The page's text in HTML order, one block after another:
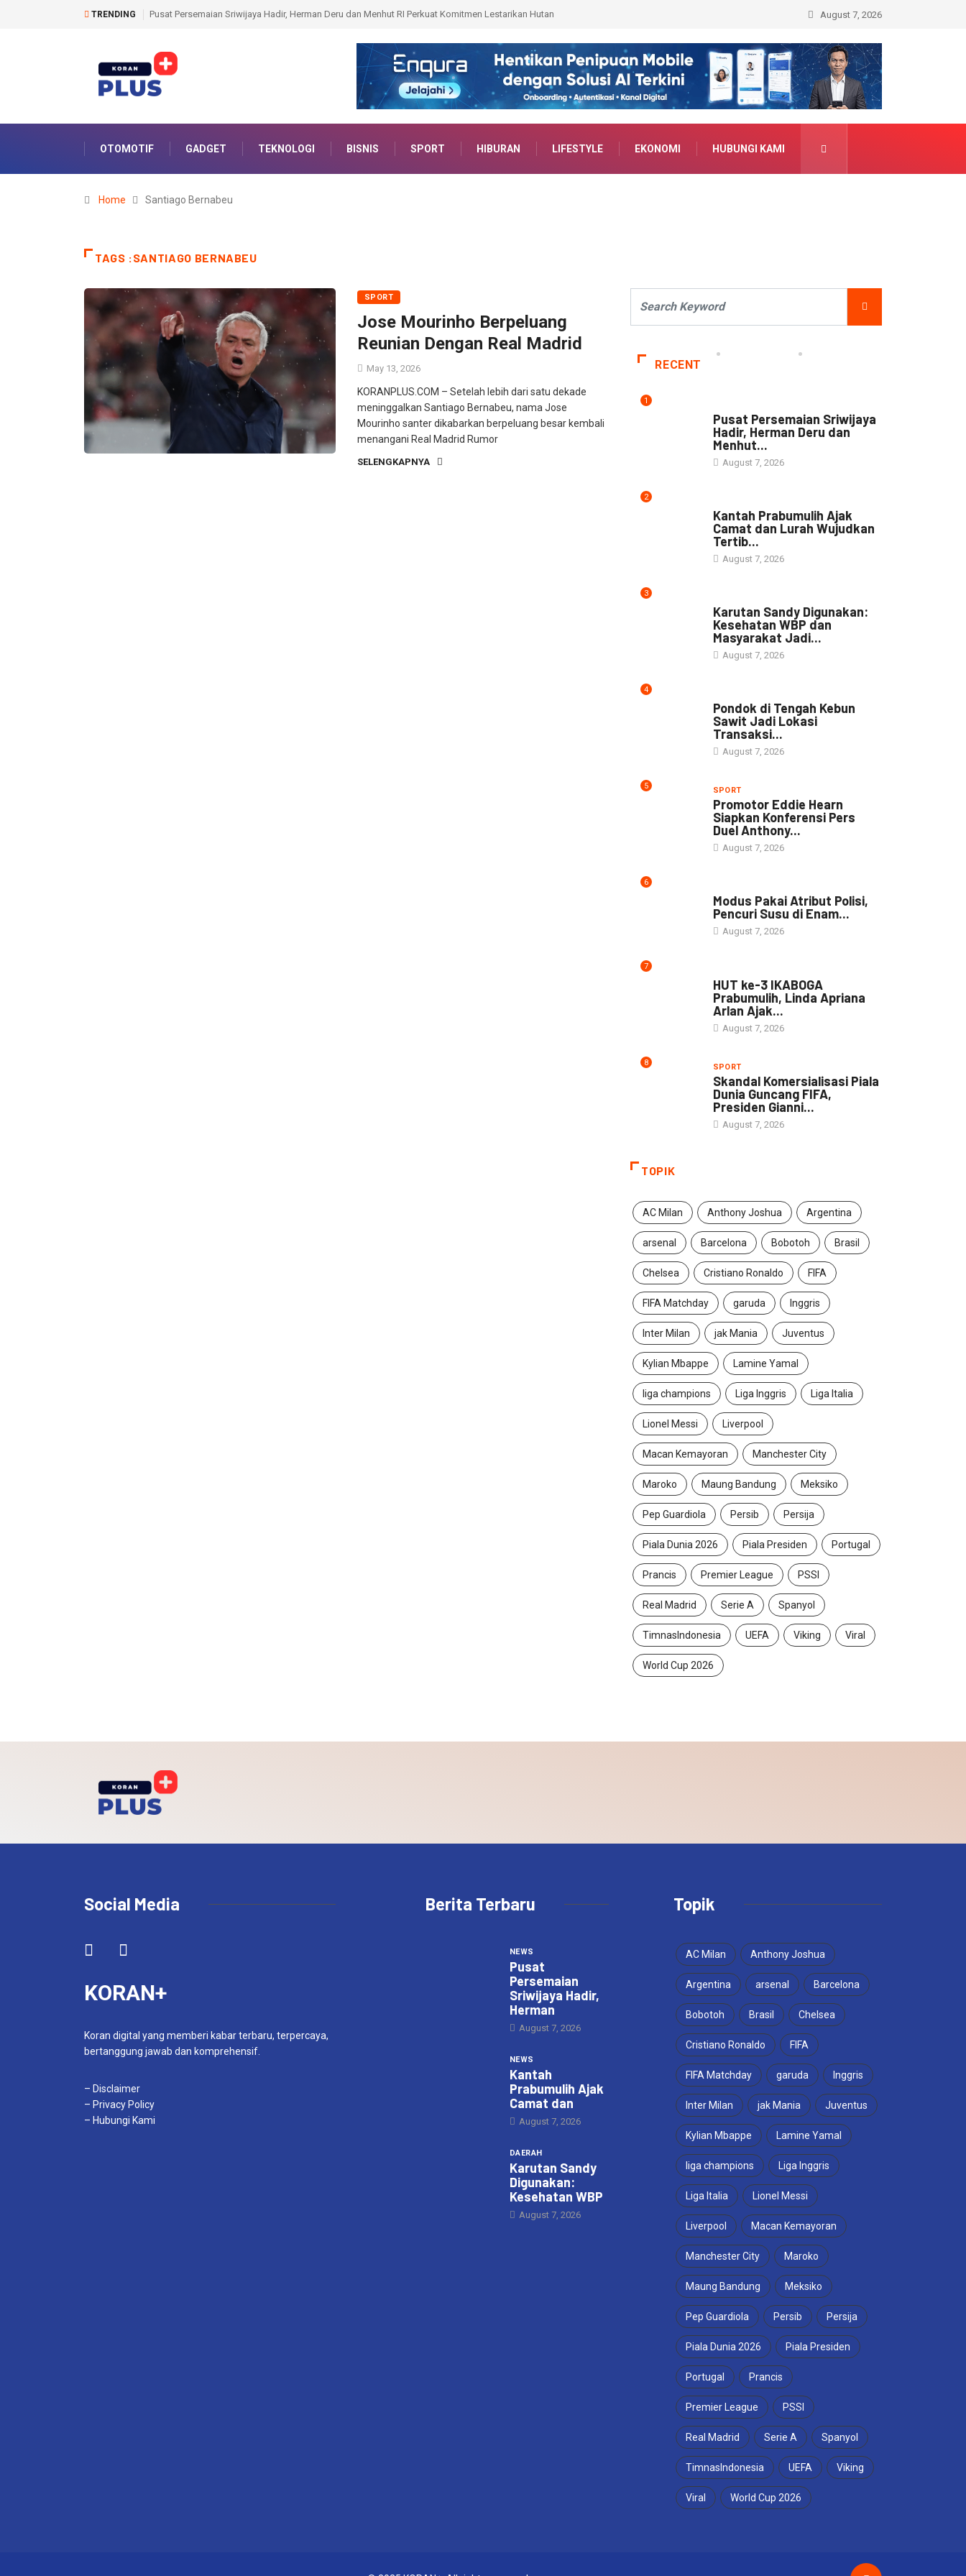
TRENDING
Pusat Persemaian Sriwijaya Hadir, Herman Deru dan Menhut RI Perkuat Komitmen Lestarikan HutanKantah Prabumulih Ajak Camat dan Lurah Wujudkan Tertib Administrasi Pertanahan August 7, 2026
OTOMOTIF GADGET TEKNOLOGI BISNIS SPORT HIBURAN LIFESTYLE EKONOMI HUBUNGI KAMI
Home Santiago Bernabeu
TAGS :SANTIAGO BERNABEU
SPORT
Jose Mourinho Berpeluang
Reunian Dengan Real Madrid
May 13, 2026
KORANPLUS.COM – Setelah lebih dari satu dekade
meninggalkan Santiago Bernabeu, nama Jose
Mourinho santer dikabarkan berpeluang besar kembali
menangani Real Madrid Rumor
SELENGKAPNYA
RECENT
1
Pusat Persemaian Sriwijaya
Hadir, Herman Deru dan
Menhut...
August 7, 2026
2
Kantah Prabumulih Ajak
Camat dan Lurah Wujudkan
Tertib...
August 7, 2026
3
Karutan Sandy Digunakan:
Kesehatan WBP dan
Masyarakat Jadi...
August 7, 2026
4
Pondok di Tengah Kebun
Sawit Jadi Lokasi
Transaksi...
August 7, 2026
5 SPORT
Promotor Eddie Hearn
Siapkan Konferensi Pers
Duel Anthony...
August 7, 2026
6
Modus Pakai Atribut Polisi,
Pencuri Susu di Enam...
August 7, 2026
7
HUT ke-3 IKABOGA
Prabumulih, Linda Apriana
Arlan Ajak...
August 7, 2026
8 SPORT
Skandal Komersialisasi Piala
Dunia Guncang FIFA,
Presiden Gianni...
August 7, 2026
TOPIK
AC Milan Anthony Joshua Argentina
arsenal Barcelona Bobotoh Brasil
Chelsea Cristiano Ronaldo FIFA
FIFA Matchday garuda Inggris
Inter Milan jak Mania Juventus
Kylian Mbappe Lamine Yamal
liga champions Liga Inggris Liga Italia
Lionel Messi Liverpool
Macan Kemayoran Manchester City
Maroko Maung Bandung Meksiko
Pep Guardiola Persib Persija
Piala Dunia 2026 Piala Presiden Portugal
Prancis Premier League PSSI
Real Madrid Serie A Spanyol
TimnasIndonesia UEFA Viking Viral
World Cup 2026
Social Media
KORAN+
Koran digital yang memberi kabar terbaru, terpercaya,
bertanggung jawab dan komprehensif.
– Disclaimer
– Privacy Policy
– Hubungi Kami
Berita Terbaru
NEWS
Pusat
Persemaian
Sriwijaya Hadir,
Herman
August 7, 2026
NEWS
Kantah
Prabumulih Ajak
Camat dan
August 7, 2026
DAERAH
Karutan Sandy
Digunakan:
Kesehatan WBP
August 7, 2026
Topik
AC Milan Anthony Joshua
Argentina arsenal Barcelona
Bobotoh Brasil Chelsea
Cristiano Ronaldo FIFA
FIFA Matchday garuda Inggris
Inter Milan jak Mania Juventus
Kylian Mbappe Lamine Yamal
liga champions Liga Inggris
Liga Italia Lionel Messi
Liverpool Macan Kemayoran
Manchester City Maroko
Maung Bandung Meksiko
Pep Guardiola Persib Persija
Piala Dunia 2026 Piala Presiden
Portugal Prancis
Premier League PSSI
Real Madrid Serie A Spanyol
TimnasIndonesia UEFA Viking
Viral World Cup 2026